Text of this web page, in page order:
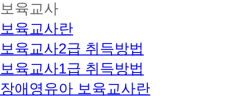
보육교사
보육교사란
보육교사2급 취득방법
보육교사1급 취득방법
장애영유아 보육교사란